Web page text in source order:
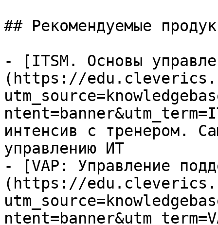
## Рекомендуемые
- [ITSM. Основы
(https://
интенсив с тренером.
управлению ИТ
- [VAP: Управление
(https://